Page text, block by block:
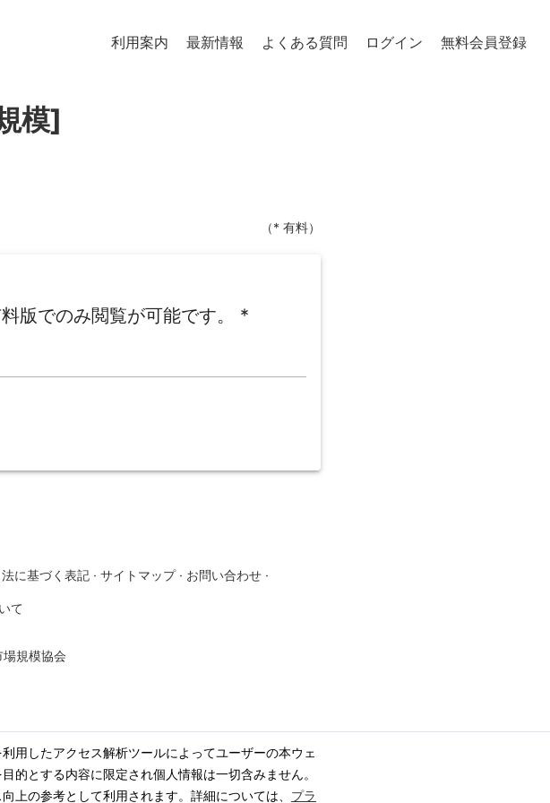
用したアクセス解析ツールによってユーザーの本ウェ
的とする内容に限定され個人情報は一切含みません。
上の参考として利用されます。詳細については、 プラ
利用案内 最新情報 よくある質問 ログイン 無料会員登録
模]
（* 有料）
版でのみ閲覧が可能です。 *
に基づく表記 · サイトマップ · お問い合わせ ·
て
規模協会